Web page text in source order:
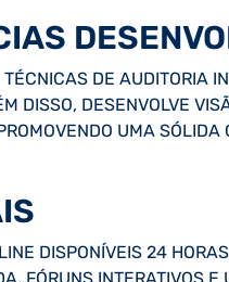
DE AUDITORIA
DISSO, DESENVOLVE
UMA SÓLIDA
DISPONÍVEIS 24